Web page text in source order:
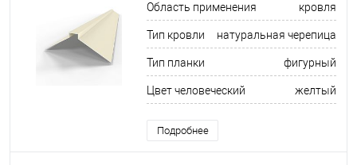
Область применения кровля
Тип кровли натуральная черепица
Тип планки фигурный
Цвет человеческий желтый
Подробнее